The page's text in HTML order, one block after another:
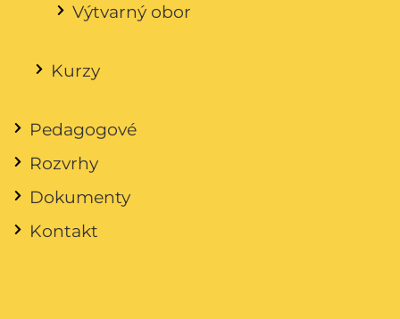
Výtvarný obor
Kurzy
Pedagogové
Rozvrhy
Dokumenty
Kontakt